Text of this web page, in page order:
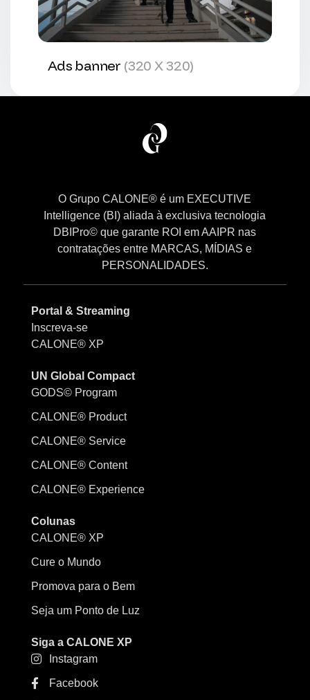
Ads banner (320 X 320)
O Grupo CALONE® é um EXECUTIVE
Intelligence (BI) aliada à exclusiva tecnologia
DBIPro© que garante ROI em AAIPR nas
contratações entre MARCAS, MÍDIAS e
PERSONALIDADES.
Portal & Streaming
Inscreva-se
CALONE® XP
UN Global Compact
GODS© Program
CALONE® Product
CALONE® Service
CALONE® Content
CALONE® Experience
Colunas
CALONE® XP
Cure o Mundo
Promova para o Bem
Seja um Ponto de Luz
Siga a CALONE XP
Instagram
Facebook